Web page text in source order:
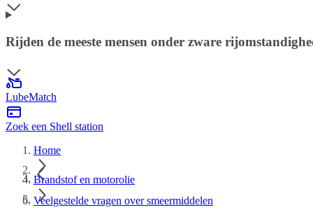
Rijden de meeste mensen onder zware
LubeMatch
Zoek een Shell station
Home
Brandstof en motorolie
Veelgestelde vragen over smeermiddelen